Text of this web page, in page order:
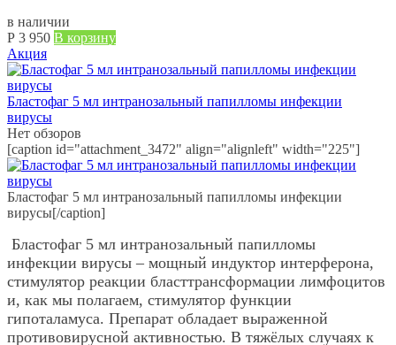
в наличии
Р 3 950 В корзину
Акция
Бластофаг 5 мл интранозальный папилломы инфекции
вирусы
Нет обзоров
[caption id="attachment_3472" align="alignleft" width="225"]
Бластофаг 5 мл интранозальный папилломы инфекции
вирусы[/caption]
Бластофаг 5 мл интранозальный папилломы
инфекции вирусы – мощный индуктор интерферона,
стимулятор реакции бласттрансформации лимфоцитов
и, как мы полагаем, стимулятор функции
гипоталамуса. Препарат обладает выраженной
противовирусной активностью. В тяжёлых случаях к